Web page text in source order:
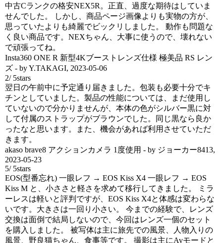
中古Cランクの格安NEX5R。正直、過度な期待はしていま
せんでした。 しかし、商品ページ画像よりも実物の方が、
思っていたよりも綺麗でビックリしました。 動作も問題な
く良い商品です。NEXちゃん、大事に使うので、壊れない
で頑張ってね。
Insta360 ONE R 新型4Kブーストレンズ仕様 極美品 RS レン
ズ - byY.TAKAGI, 2023-05-06
2/ 5stars
翌日の午前中に予定通り届きました。包装も必要十分でキ
チンとしていました。製品の性能については、まだ使用し
ていないので分かりませんが、本体の色がシルバー黒に対
して付属のストラップがブラウンでした。同じ黒なら良か
ったなと思います。また、機会があれば利用させていただ
きます。
akaso brave8 アクションカメラ 1度使用 - by ジョーカー8413,
2023-05-23
5/ 5stars
EOS(型番忘れ) 一眼レフ → EOS Kiss X4 一眼レフ → EOS
Kiss M と、小ささと軽さを求めて移行してきました。 ミラ
ーレスは軽いと評判ですが、EOS Kiss X4と体感は変わらな
いです。大きさは一回り小さい。 今までの経験で、レンズ
交換は面倒で結局しないので、今回はレンズ一個のセット
を購入しました。 被写体は主に旅先での風景、人物入りの
風景、野良猫ちゃん、食事等です。 撮影は主にAvモードと